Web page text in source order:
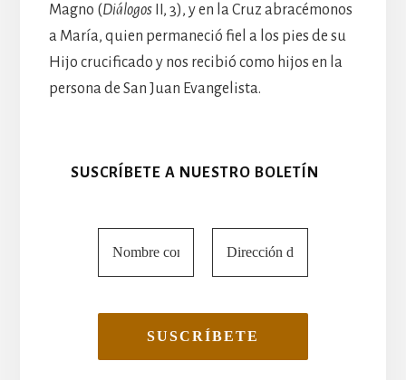
Magno (DiálogosII, 3), y en la Cruz abracémonos
a María, quien permaneció fiel a los pies de su
Hijo crucificado y nos recibió como hijos en la
persona de San Juan Evangelista.
SUSCRÍBETE A NUESTRO BOLETÍN